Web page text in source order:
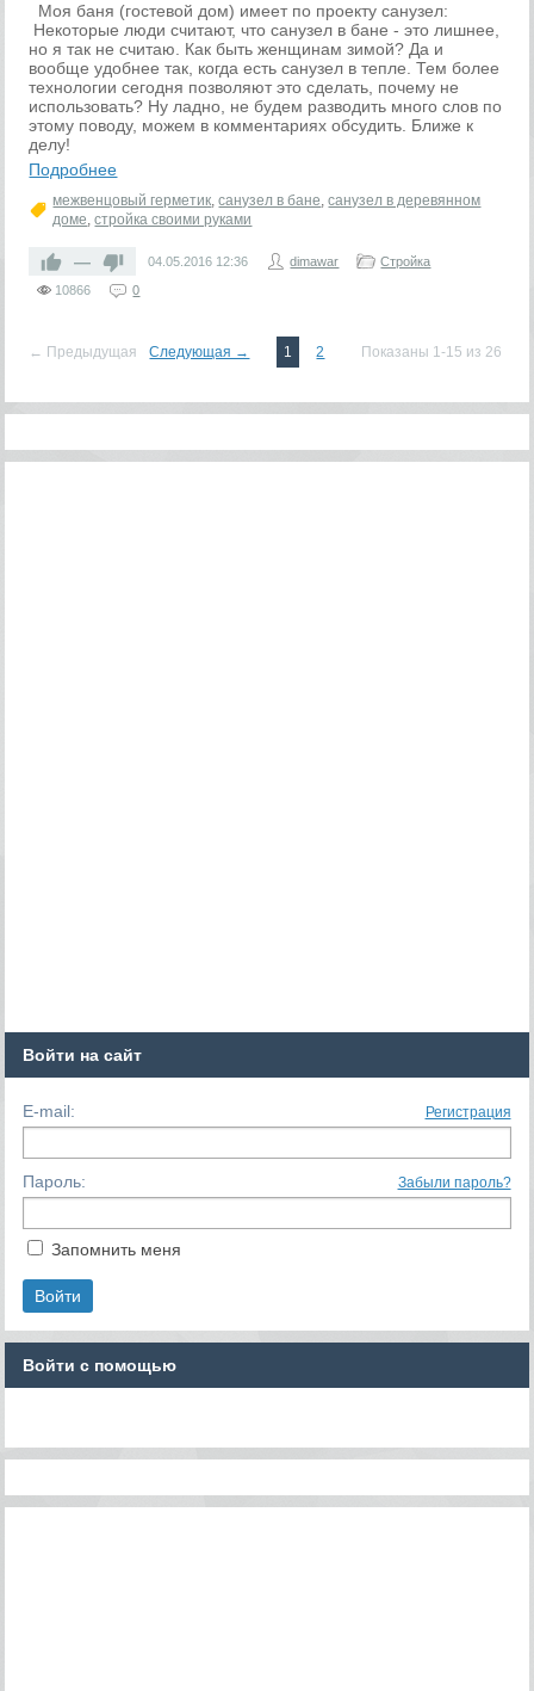
Моя баня (гостевой дом) имеет по проекту санузел:
Некоторые люди считают, что санузел в бане - это лишнее,
но я так не считаю. Как быть женщинам зимой? Да и
вообще удобнее так, когда есть санузел в тепле. Тем более
технологии сегодня позволяют это сделать, почему не
использовать? Ну ладно, не будем разводить много слов по
этому поводу, можем в комментариях обсудить. Ближе к
делу!
Подробнее
межвенцовый герметик,санузел в бане,санузел в деревянном
доме,стройка своими руками
— 04.05.2016 12:36 dimawar
Стройка
10866
0
← Предыдущая Следующая → 1 2 Показаны 1-15 из 26
Войти на сайт
E-mail: Регистрация
Пароль: Забыли пароль?
Запомнить меня
Войти с помощью